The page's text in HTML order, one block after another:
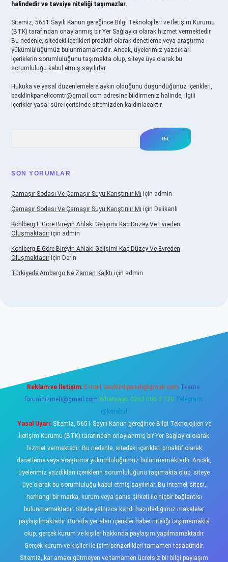
halindedir ve tavsiye niteliği taşımazlar.
Sitemiz, 5651 Sayılı Kanun gereğince Bilgi Teknolojileri ve İletişim Kurumu
(BTK) tarafından onaylanmış bir Yer Sağlayıcı olarak hizmet vermektedir.
Bu nedenle, sitedeki içerikleri proaktif olarak denetleme veya araştırma
yükümlülüğümüz bulunmamaktadır. Ancak, üyelerimiz yazdıkları
içeriklerin sorumluluğunu taşımakta olup, siteye üye olarak bu
sorumluluğu kabul etmiş sayılırlar.
Hukuka ve yasal düzenlemelere aykırı olduğunu düşündüğünüz içerikleri,
backlinkpanelicomtr@gmail.com adresine bildirmeniz halinde, ilgili
içerikler yasal süre içerisinde sitemizden kaldırılacaktır.
SON YORUMLAR
Çamaşır Sodası Ve Çamaşır Suyu Karıştırılır Mı için admin
Çamaşır Sodası Ve Çamaşır Suyu Karıştırılır Mı için Delikanlı
Kohlberg E Göre Bireyin Ahlaki Gelişimi Kaç Düzey Ve Evreden
Oluşmaktadır için admin
Kohlberg E Göre Bireyin Ahlaki Gelişimi Kaç Düzey Ve Evreden
Oluşmaktadır için Derin
Türkiyede Ambargo Ne Zaman Kalktı için admin
Reklam ve İletişim: E-mail: backlinkpaneli@gmail.com Teams:
forumhizmeti@gmail.com Whatsapp: 0262 606 0 726 Telegram:
@karabul
Yasal Uyarı:Sitemiz, 5651 Sayılı Kanun gereğince Bilgi Teknolojileri ve
İletişim Kurumu (BTK) tarafından onaylanmış bir Yer Sağlayıcı olarak
hizmet vermektedir. Bu nedenle, sitedeki içerikleri proaktif olarak
denetleme veya araştırma yükümlülüğümüz bulunmamaktadır. Ancak,
üyelerimiz yazdıkları içeriklerin sorumluluğunu taşımakta olup, siteye
üye olarak bu sorumluluğu kabul etmiş sayılırlar. Bu internet sitesi,
herhangi bir marka, kurum veya şahıs şirketi ile hiçbir bağlantısı
bulunmamaktadır. Sitede yalnızca kendi hazırladığımız makaleler
paylaşılmaktadır. Burada yer alan içerikler haber niteliği taşımamakta
olup, gerçek kurum ve kişiler hakkında paylaşım yapılmamaktadır.
Gerçek kurum ve kişiler ile isim benzerlikleri tamamen tesadüfidir.
Sitemiz, kar amacı gütmeyen ve tamamen ücretsiz bir bilgi paylaşım